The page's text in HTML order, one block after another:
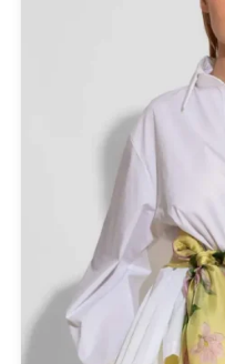
ANTIDOTE KNITWEAR
C-THROU
CANADIAN CLASSICS
CHIARA FERRAGNI
COLORS OF CALIFORNIA